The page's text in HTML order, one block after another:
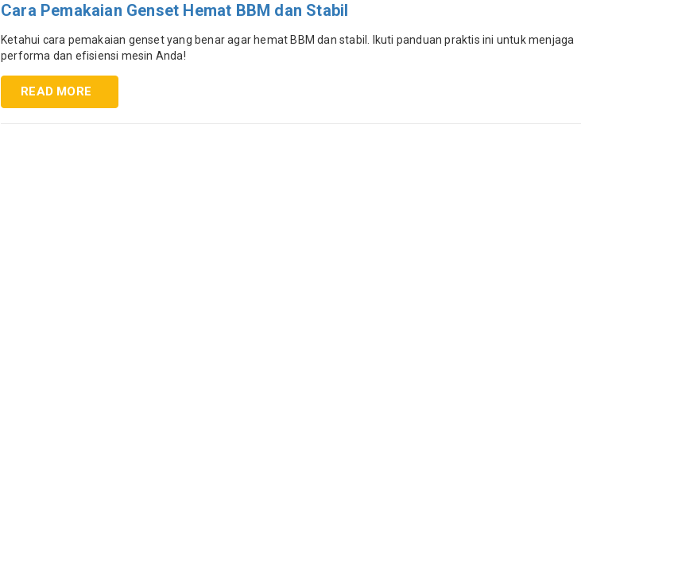
Cara Pemakaian Genset Hemat BBM dan Stabil
Ketahui cara pemakaian genset yang benar agar hemat BBM dan stabil. Ikuti panduan praktis ini untuk menjaga
performa dan efisiensi mesin Anda!
READ MORE